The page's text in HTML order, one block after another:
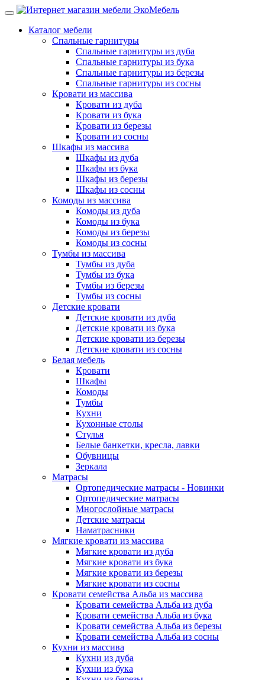
Каталог мебели
Спальные гарнитуры
Спальные гарнитуры из дуба
Спальные гарнитуры из бука
Спальные гарнитуры из березы
Спальные гарнитуры из сосны
Кровати из массива
Кровати из дуба
Кровати из бука
Кровати из березы
Кровати из сосны
Шкафы из массива
Шкафы из дуба
Шкафы из бука
Шкафы из березы
Шкафы из сосны
Комоды из массива
Комоды из дуба
Комоды из бука
Комоды из березы
Комоды из сосны
Тумбы из массива
Тумбы из дуба
Тумбы из бука
Тумбы из березы
Тумбы из сосны
Детские кровати
Детские кровати из дуба
Детские кровати из бука
Детские кровати из березы
Детские кровати из сосны
Белая мебель
Кровати
Шкафы
Комоды
Тумбы
Кухни
Кухонные столы
Стулья
Белые банкетки, кресла, лавки
Обувницы
Зеркала
Матрасы
Ортопедические матрасы - Новинки
Ортопедические матрасы
Многослойные матрасы
Детские матрасы
Наматрасники
Мягкие кровати из массива
Мягкие кровати из дуба
Мягкие кровати из бука
Мягкие кровати из березы
Мягкие кровати из сосны
Кровати семейства Альба из массива
Кровати семейства Альба из дуба
Кровати семейства Альба из бука
Кровати семейства Альба из березы
Кровати семейства Альба из сосны
Кухни из массива
Кухни из дуба
Кухни из бука